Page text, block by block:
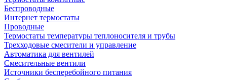
Беспроводные
Интернет термостаты
Проводные
Термостаты температуры теплоносителя и трубы
Трехходовые смесители и управление
Автоматика для вентилей
Смесительные вентили
Источники бесперебойного питания